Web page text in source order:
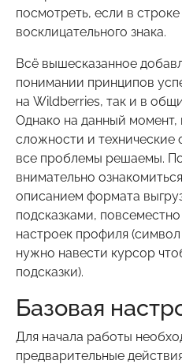
посмотреть, если в
восклицательного знака.
Всё вышесказанное
понимании принципов
на Wildberries, так и в
Однако на данный момент,
сложности и технические
все проблемы решаемы.
внимательно
описанием формата
подсказками,
настроек профиля
нужно навести курсор
подсказки).
Базовая
Для начала работы
предварительные